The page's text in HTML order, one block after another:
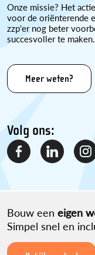
Onze missie? Het
voor de oriënterende
zzp'er nog beter
succesvoller te maken.
Meer weten?
Volg ons:
Disclaimer Over
Partner worden?
Bouw een eigen
Simpel snel en